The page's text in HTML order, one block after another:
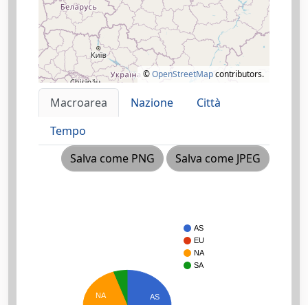
©OpenStreetMapcontributors.
Macroarea Nazione
Città
Tempo
Salva come PNG
Salva come JPEG
AS
EU
NA
SA
AS
NA